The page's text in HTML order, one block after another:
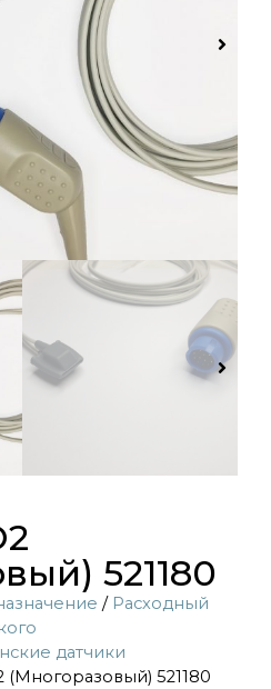
521180
/ Расходный
датчики
(Многоразовый) 521180